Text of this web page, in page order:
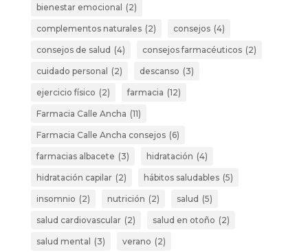
bienestar emocional (2)
complementos naturales (2) consejos (4)
consejos de salud (4) consejos farmacéuticos (2)
cuidado personal (2) descanso (3)
ejercicio físico (2) farmacia (12)
Farmacia Calle Ancha (11)
Farmacia Calle Ancha consejos (6)
farmacias albacete (3) hidratación (4)
hidratación capilar (2) hábitos saludables (5)
insomnio (2) nutrición (2) salud (5)
salud cardiovascular (2) salud en otoño (2)
salud mental (3) verano (2)